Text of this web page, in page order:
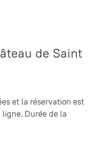
de Saint
et la réservation est
Durée de la